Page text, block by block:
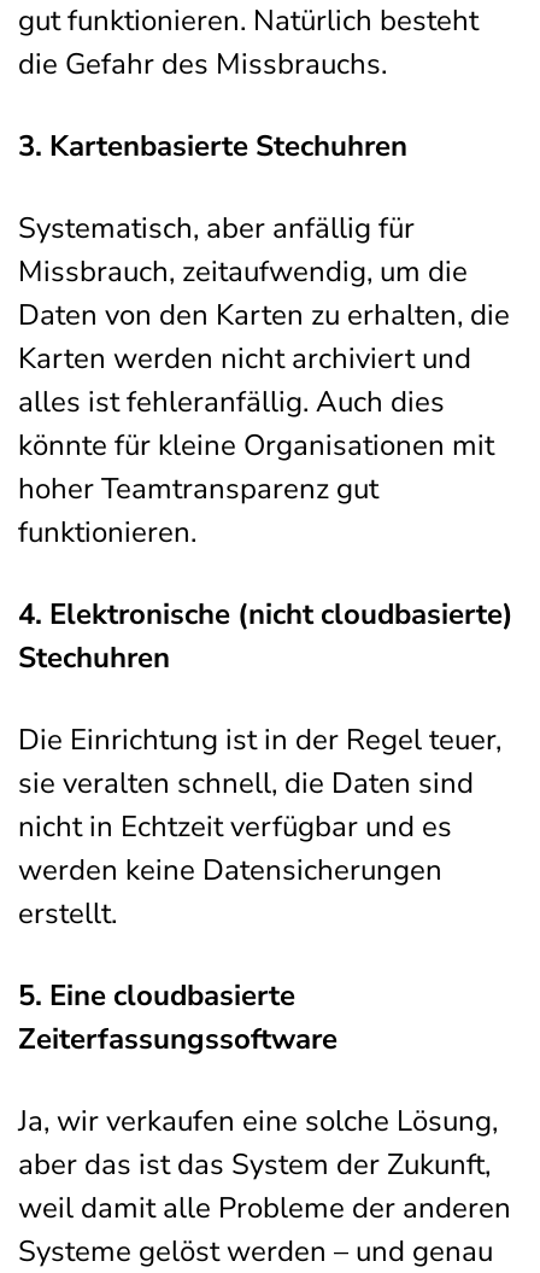
gut funktionieren. Natürlich besteht
die Gefahr des Missbrauchs.
3. Kartenbasierte Stechuhren
Systematisch, aber anfällig für
Missbrauch, zeitaufwendig, um die
Daten von den Karten zu erhalten, die
Karten werden nicht archiviert und
alles ist fehleranfällig. Auch dies
könnte für kleine Organisationen mit
hoher Teamtransparenz gut
funktionieren.
4. Elektronische (nicht cloudbasierte)
Stechuhren
Die Einrichtung ist in der Regel teuer,
sie veralten schnell, die Daten sind
nicht in Echtzeit verfügbar und es
werden keine Datensicherungen
erstellt.
5. Eine cloudbasierte
Zeiterfassungssoftware
Ja, wir verkaufen eine solche Lösung,
aber das ist das System der Zukunft,
weil damit alle Probleme der anderen
Systeme gelöst werden – und genau